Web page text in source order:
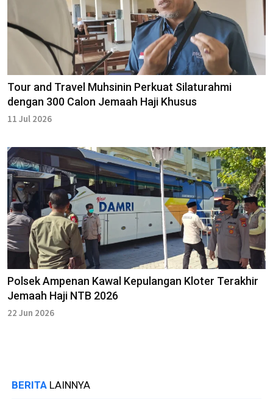
Tour and Travel Muhsinin Perkuat Silaturahmi
dengan 300 Calon Jemaah Haji Khusus
11 Jul 2026
Polsek Ampenan Kawal Kepulangan Kloter Terakhir
Jemaah Haji NTB 2026
22 Jun 2026
BERITA LAINNYA